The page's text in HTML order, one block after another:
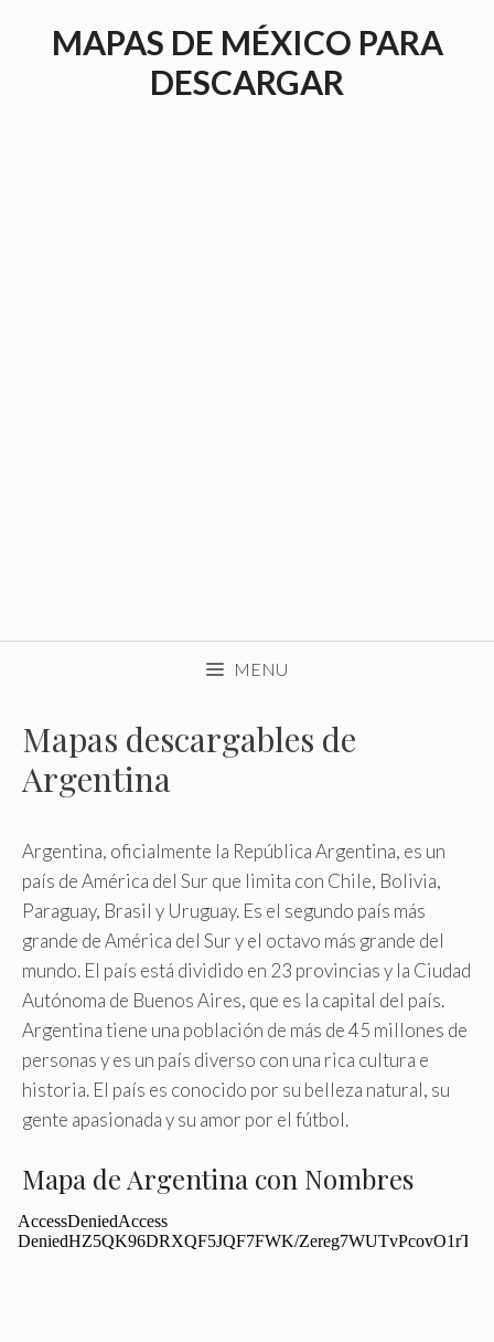
MAPAS DE MÉXICO PARA
DESCARGAR
MENU
Mapas descargables de
Argentina
Argentina, oficialmente la República Argentina, es un
país de América del Sur que limita con Chile, Bolivia,
Paraguay, Brasil y Uruguay. Es el segundo país más
grande de América del Sur y el octavo más grande del
mundo. El país está dividido en 23 provincias y la Ciudad
Autónoma de Buenos Aires, que es la capital del país.
Argentina tiene una población de más de 45 millones de
personas y es un país diverso con una rica cultura e
historia. El país es conocido por su belleza natural, su
gente apasionada y su amor por el fútbol.
Mapa de Argentina con Nombres